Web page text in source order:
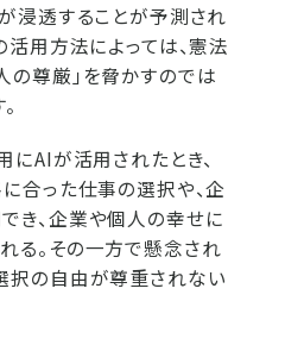
浸透することが予測され
用方法によっては、憲法
の尊厳」を脅かすのでは
AIが活用されたとき、
合った仕事の選択や、企
き、企業や個人の幸せに
る。その一方で懸念され
択の自由が尊重されない